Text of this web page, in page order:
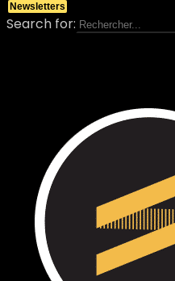
Search for:
Newsletters